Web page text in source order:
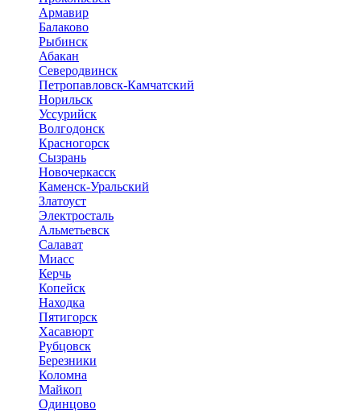
Армавир
Балаково
Рыбинск
Абакан
Северодвинск
Петропавловск-Камчатский
Норильск
Уссурийск
Волгодонск
Красногорск
Сызрань
Новочеркасск
Каменск-Уральский
Златоуст
Электросталь
Альметьевск
Салават
Миасс
Керчь
Копейск
Находка
Пятигорск
Хасавюрт
Рубцовск
Березники
Коломна
Майкоп
Одинцово